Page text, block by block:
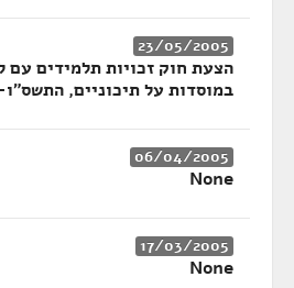
23/05/2005
הצעת חוק זכויות תלמידים עם
במוסדות על תיכוניים, התשס"ו-
06/04/2005
None
17/03/2005
None